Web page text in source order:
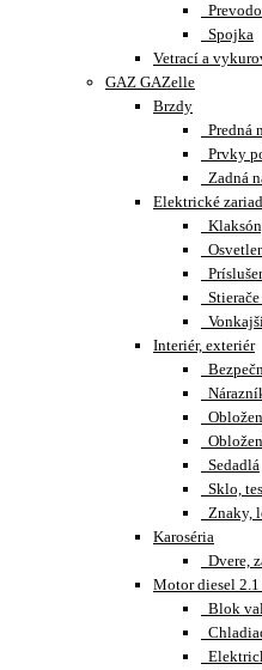
Spojka
Vetrací a
GAZ GAZelle
Brzdy
Predná
Prvky
Zadná
Elektrické
Interiér, exteriér
Sedadlá
Sklo,
Znaky,
Karoséria
Dvere,
Motor diesel
Blok